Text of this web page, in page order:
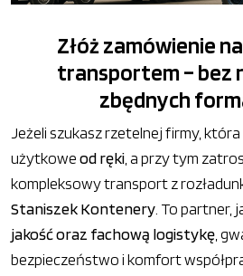
Złóż zamówienie
transportem – bez
zbędnych
Jeżeli szukasz rzetelnej firmy,
użytkoweod ręki , a przy tym
kompleksowy transport z
Staniszek Kontenery . To partner,
jakość oraz fachową logistykę ,
bezpieczeństwo i komfort